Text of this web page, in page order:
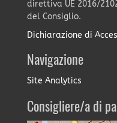
direttiva UE 2016/
del Consiglio.
Dichiarazione di
Navigazione
Site Analytics
Consigliere/a di